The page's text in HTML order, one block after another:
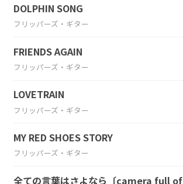
DOLPHIN SONG
フリッパーズ・ギター
FRIENDS AGAIN
フリッパーズ・ギター
LOVETRAIN
フリッパーズ・ギター
MY RED SHOES STORY
フリッパーズ・ギター
全ての言葉はさよなら〔camera full of